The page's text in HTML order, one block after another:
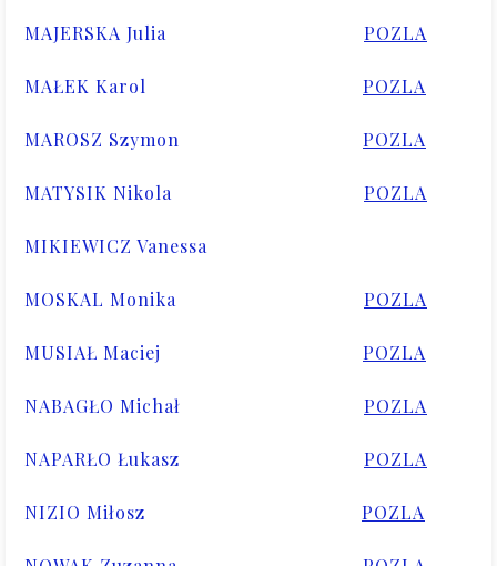
MAJERSKA Julia POZLA
MAŁEK Karol POZLA
MAROSZ Szymon POZLA
MATYSIK Nikola POZLA
MIKIEWICZ Vanessa
MOSKAL Monika POZLA
MUSIAŁ Maciej POZLA
NABAGŁO Michał POZLA
NAPARŁO Łukasz POZLA
NIZIO Miłosz POZLA